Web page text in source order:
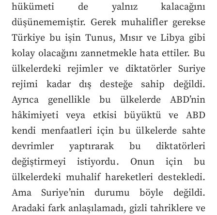
hükümeti de yalnız kalacağını
düşünememiştir. Gerek muhalifler gerekse
Türkiye bu işin Tunus, Mısır ve Libya gibi
kolay olacağını zannetmekle hata ettiler. Bu
ülkelerdeki rejimler ve diktatörler Suriye
rejimi kadar dış desteğe sahip değildi.
Ayrıca genellikle bu ülkelerde ABD’nin
hâkimiyeti veya etkisi büyüktü ve ABD
kendi menfaatleri için bu ülkelerde sahte
devrimler yaptırarak bu diktatörleri
değiştirmeyi istiyordu. Onun için bu
ülkelerdeki muhalif hareketleri destekledi.
Ama Suriye’nin durumu böyle değildi.
Aradaki fark anlaşılamadı, gizli tahriklere ve